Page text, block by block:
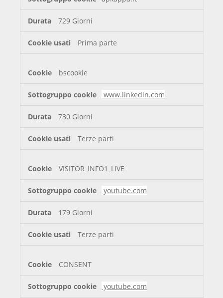
729 Giorni
Prima parte
bscookie
www.linkedin.com
730 Giorni
Terze parti
VISITOR_INFO1_LIVE
youtube.com
179 Giorni
Terze parti
CONSENT
youtube.com